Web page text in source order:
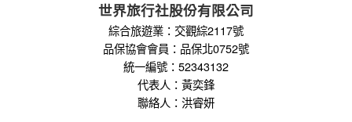
【杜拜】黃金傳奇杜拜沙迦7天
最新網紅景點特集
冬季限定地球村、沙迦⾬屋、杜拜之框、
阿布達比大清真寺